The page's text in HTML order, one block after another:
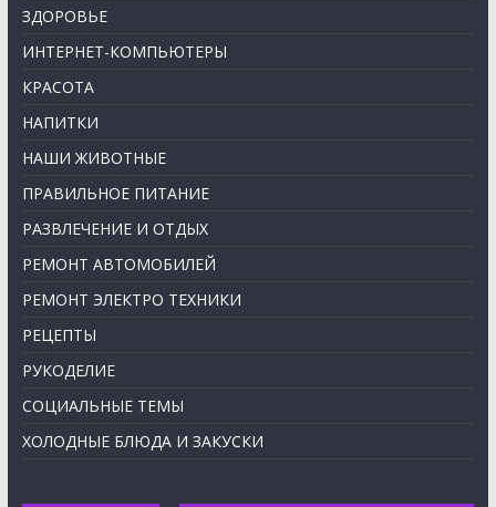
ЗДОРОВЬЕ
ИНТЕРНЕТ-КОМПЬЮТЕРЫ
КРАСОТА
НАПИТКИ
НАШИ ЖИВОТНЫЕ
ПРАВИЛЬНОЕ ПИТАНИЕ
РАЗВЛЕЧЕНИЕ И ОТДЫХ
РЕМОНТ АВТОМОБИЛЕЙ
РЕМОНТ ЭЛЕКТРО ТЕХНИКИ
РЕЦЕПТЫ
РУКОДЕЛИЕ
СОЦИАЛЬНЫЕ ТЕМЫ
ХОЛОДНЫЕ БЛЮДА И ЗАКУСКИ